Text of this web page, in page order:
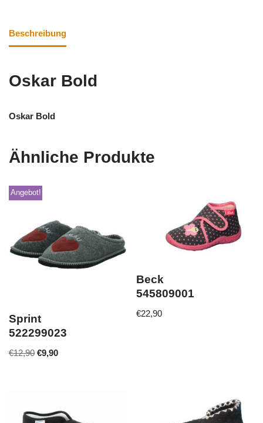
Beschreibung
Oskar Bold
Oskar Bold
Ähnliche Produkte
Angebot!
Sprint
522299023
€12,90 €9,90
Beck
545809001
€22,90